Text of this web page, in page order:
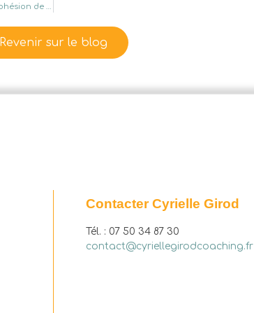
Le co-développement: la parenthèse bienvenue qui rebooste performance individuelle et cohésion de groupe
Revenir sur le blog
Contacter Cyrielle Girod
Tél. : 07 50 34 87 30
contact@cyriellegirodcoaching.fr